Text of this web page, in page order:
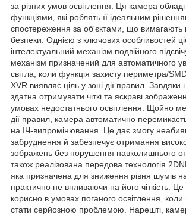
за різних умов освітлення. Ця камера
функціями, які роблять її ідеальним
спостереження за об'єктами, що вимагають
безпеки. Однією з ключових особливостей
інтелектуальний механізм подвійного
механізм призначений для автоматичного
світла, коли функція захисту периметра/
XVR виявляє ціль у зоні дії правил.
здатна отримувати чіткі та яскраві
умовах недостатнього освітлення. Щойно
дії правил, камера автоматично
на ІЧ-випромінювання. Це дає змогу
забруднення й забезпечує отримання
зображень без порушення навколишнього
також реалізована передова технологія
яка призначена для зниження рівня шумів
практично не впливаючи на його чіткість.
корисно в умовах поганого освітлення,
стати серйозною проблемою. Нарешті,